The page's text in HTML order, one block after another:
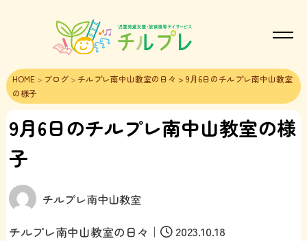
HOME> ブログ> チルプレ南中山教室の日々 > 9月6日のチルプレ南中山教室
の様子
9月6日のチルプレ南中山教室の様
子
チルプレ南中山教室
チルプレ南中山教室の日々 ｜ 2023.10.18